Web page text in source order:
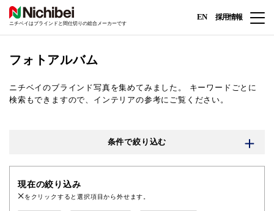
ニチベイはブラインドと間仕切りの総合メーカーです
EN 採用情報
フォトアルバム
ニチベイのブラインド写真を集めてみました。
キーワードごとに
検索もできますので、インテリアの参考にご覧ください。
条件で絞り込む
現在の絞り込み
をクリックすると選択項目から外せます。